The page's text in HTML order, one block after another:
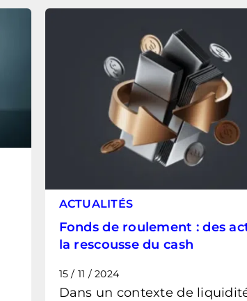
ACTUALITÉS
Fonds de roulement : des
la rescousse du cash
15 / 11 / 2024
Dans un contexte de